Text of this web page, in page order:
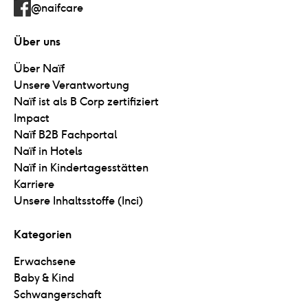
@naifcare
Über uns
Über Naïf
Unsere Verantwortung
Naïf ist als B Corp zertifiziert
Impact
Naïf B2B Fachportal
Naïf in Hotels
Naïf in Kindertagesstätten
Karriere
Unsere Inhaltsstoffe (Inci)
Kategorien
Erwachsene
Baby & Kind
Schwangerschaft